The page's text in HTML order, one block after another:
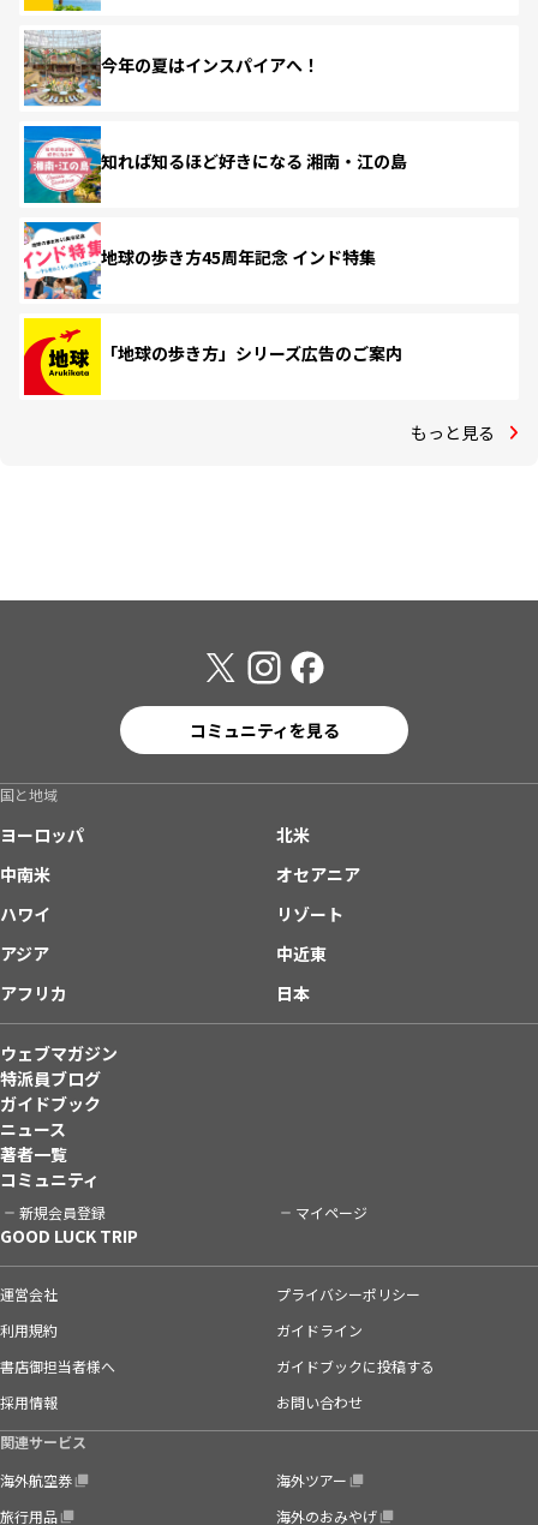
今年の夏はインスパイアへ！
知れば知るほど好きになる 湘南・江の島
地球の歩き方45周年記念 インド特集
「地球の歩き方」シリーズ広告のご案内
もっと見る
コミュニティを見る
国と地域
ヨーロッパ
北米
中南米
オセアニア
ハワイ
リゾート
アジア
中近東
アフリカ
日本
ウェブマガジン
特派員ブログ
ガイドブック
ニュース
著者一覧
コミュニティ
新規会員登録 マイページ
GOOD LUCK TRIP
運営会社
プライバシーポリシー
利用規約
ガイドライン
書店御担当者様へ
ガイドブックに投稿する
採用情報
お問い合わせ
関連サービス
海外航空券
海外ツアー
旅行用品
海外のおみやげ